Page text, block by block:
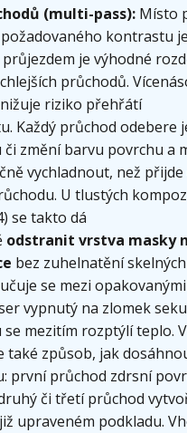
(multi-pass): Místo
kontrastu
je výhodné
průchodů.
riziko přehřátí
Každý průchod odebere
změní barvu povrchu a
vychladnout, než
U tlustých
se takto dá
odstranit vrstva masky
bez zuhelnatění
se mezi
vypnutý na zlomek
mezitím rozptýlí teplo.
také způsob, jak
první průchod zdrsní
či třetí průchod
upraveném podkladu.